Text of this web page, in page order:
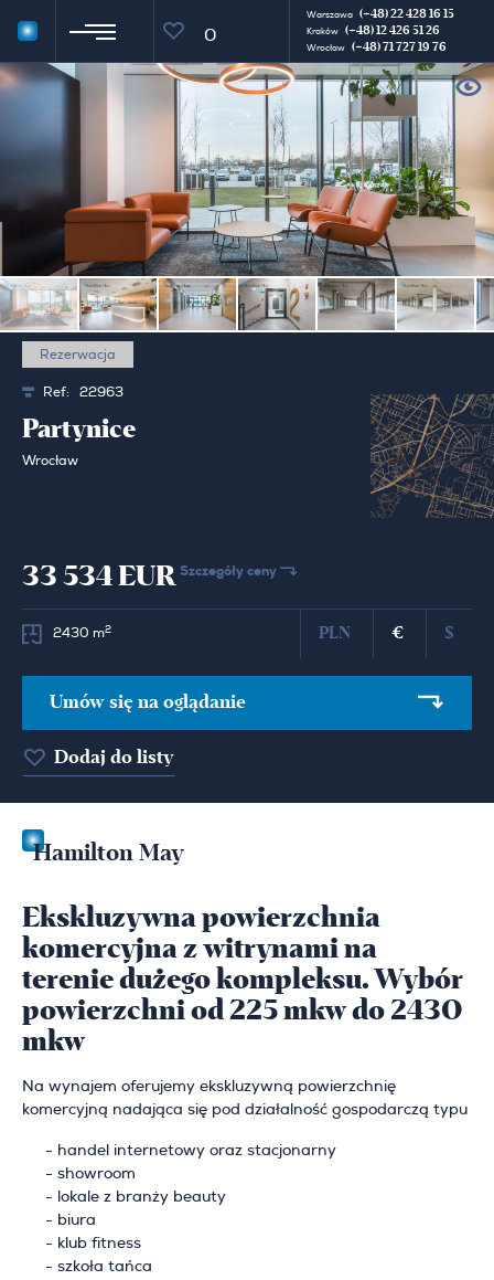
0
Warszawa (+48) 22 428 16 15
Kraków (+48) 12 426 51 26
Wrocław (+48) 71 727 19 76
Rezerwacja
Ref: 22963
Partynice
Wrocław
33 534 EUR Szczegóły ceny
2430 m2 PLN € $
Umów się na oglądanie
Dodaj do listy
Hamilton May
Ekskluzywna powierzchnia
komercyjna z witrynami na
terenie dużego kompleksu. Wybór
powierzchni od 225 mkw do 2430
mkw
Na wynajem oferujemy ekskluzywną powierzchnię
komercyjną nadająca się pod działalność gospodarczą typu
handel internetowy oraz stacjonarny
showroom
lokale z branży beauty
biura
klub fitness
szkoła tańca